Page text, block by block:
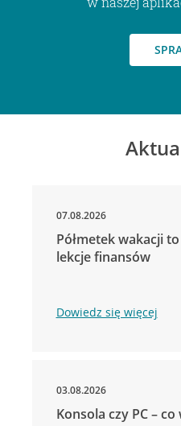
07.08.2026
Półmetek wakacji
lekcje finansów
Dowiedz się więcej
03.08.2026
Konsola czy PC – co